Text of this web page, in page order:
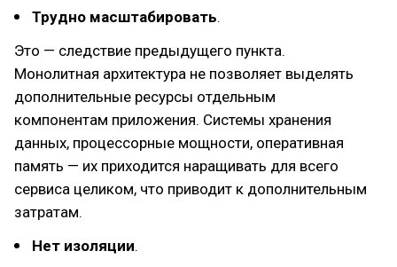
Трудно масштабировать.
Это — следствие предыдущего пункта.
Монолитная архитектура не позволяет выделять
дополнительные ресурсы отдельным
компонентам приложения. Системы хранения
данных, процессорные мощности, оперативная
память — их приходится наращивать для всего
сервиса целиком, что приводит к дополнительным
затратам.
Нет изоляции.